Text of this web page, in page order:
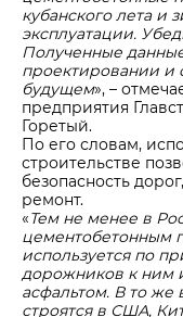
кубанского лета и
эксплуатации.
Полученные
проектировании и
будущем», –
предприятия
Горетый.
По его словам,
строительстве
безопасность
ремонт.
«Тем не менее в
цементобетонным
используется по
дорожников к ним
асфальтом. В то же
строятся в США,